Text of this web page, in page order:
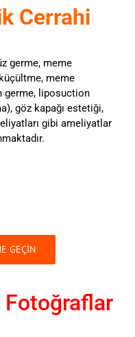
Cerrahi
germe, meme
meme
germe, liposuction
göz kapağı estetiği,
gibi ameliyatlar
GEÇİN